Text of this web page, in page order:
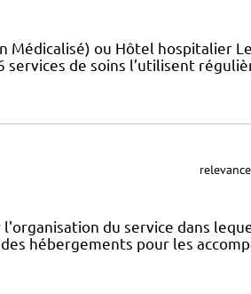
Médicalisé)​​​​​​ ou Hôtel hospitalier
de soins l’utilisent
du service dans
hébergements pour les